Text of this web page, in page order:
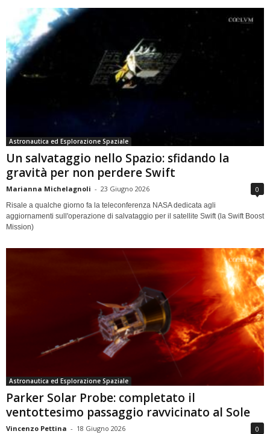
Astronautica ed Esplorazione Spaziale
Un salvataggio nello Spazio: sfidando la
gravità per non perdere Swift
Marianna Michelagnoli - 23 Giugno 2026 0
Risale a qualche giorno fa la teleconferenza NASA dedicata agli
aggiornamenti sull'operazione di salvataggio per il satellite Swift (la Swift Boost
Mission)
Astronautica ed Esplorazione Spaziale
Parker Solar Probe: completato il
ventottesimo passaggio ravvicinato al Sole
Vincenzo Pettina - 18 Giugno 2026 0